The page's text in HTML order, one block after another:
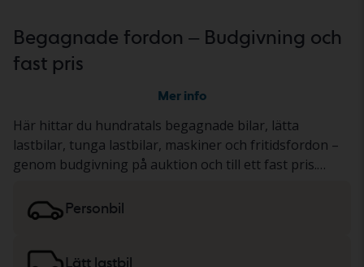
Begagnade fordon – Budgivning och
fast pris
Mer info
Här hittar du hundratals begagnade bilar, lätta
lastbilar, tunga lastbilar, maskiner och fritidsfordon –
genom budgivning på auktion och till ett fast pris.
test eller dokumenterats utifrån ett standardiserat
protokoll. Resultatet presenterar vi i
lätta lastbilareller
Personbil
Lätt lastbil